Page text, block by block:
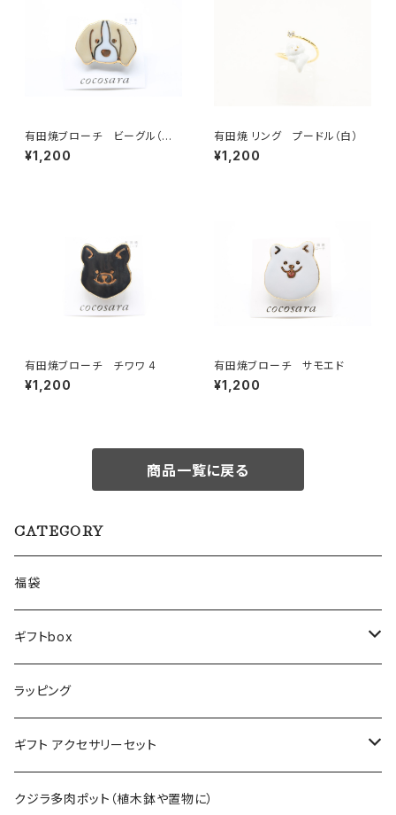
有田焼ブローチ ビーグル（ベ
ージュ×ゴールド）
¥1,200
有田焼 リング プードル（白）
¥1,200
有田焼ブローチ チワワ 4
¥1,200
有田焼ブローチ サモエド
¥1,200
商品一覧に戻る
CATEGORY
福袋
ギフトbox
Lサイズ
Mサイズ
Sサイズ
ラッピング
ギフト アクセサリーセット
flower
クジラ多肉ポット（植木鉢や置物に）